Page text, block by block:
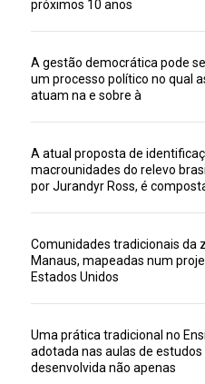
próximos 10 anos
A gestão democrática pode
um processo político no qual
atuam na e sobre à
A atual proposta de
macrounidades do relevo
por Jurandyr Ross, é
Comunidades tradicionais da
Manaus, mapeadas num
Estados Unidos
Uma prática tradicional no
adotada nas aulas de estudos
desenvolvida não apenas